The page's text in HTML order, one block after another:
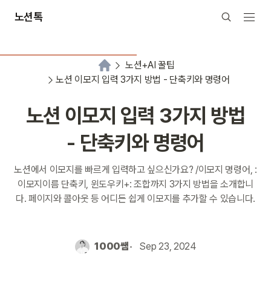
노션톡
노션+AI 꿀팁
노션 이모지 입력 3가지 방법 - 단축키와 명령어
노션 이모지 입력 3가지 방법
- 단축키와 명령어
노션에서 이모지를 빠르게 입력하고 싶으신가요? /이모지 명령어, :
이모지이름 단축키, 윈도우키+: 조합까지 3가지 방법을 소개합니
다. 페이지와 콜아웃 등 어디든 쉽게 이모지를 추가할 수 있습니다.
1000쌤 Sep 23, 2024